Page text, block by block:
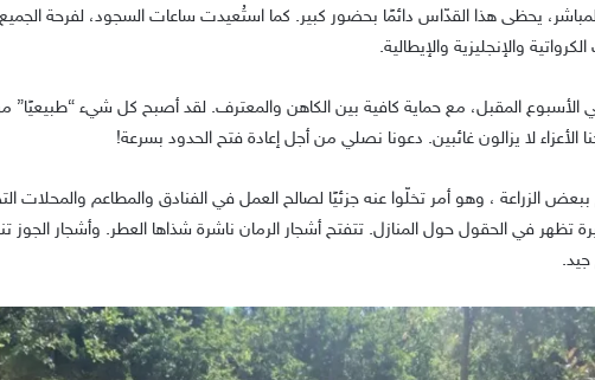
يحظى هذا القدّاس دائمًا بحضور كبير. كما استُعيدت ساعات السجود، لفرحة
والإنجليزية والإيطالية.
الأسبوع المقبل، مع حماية كافية بين الكاهن والمعترف. لقد أصبح كل شيء “طبيعيًا”
الأعزاء لا يزالون غائبين. دعونا نصلي من أجل إعادة فتح الحدود بسرعة!
ببعض الزراعة ، وهو أمر تخلّوا عنه جزئيًا لصالح العمل في الفنادق والمطاعم والمحلات
تظهر في الحقول حول المنازل. تتفتح أشجار الرمان ناشرة شذاها العطر. وأشجار الجوز